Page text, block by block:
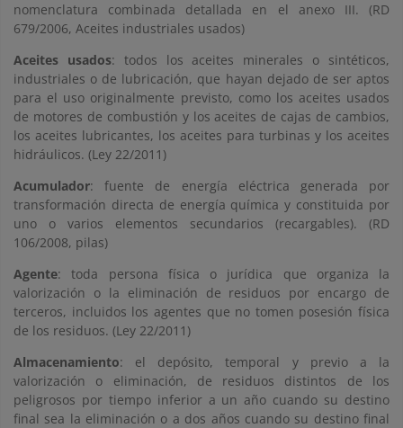
nomenclatura combinada detallada en el anexo III. (RD
679/2006, Aceites industriales usados)
Aceites usados: todos los aceites minerales o sintéticos,
industriales o de lubricación, que hayan dejado de ser aptos
para el uso originalmente previsto, como los aceites usados
de motores de combustión y los aceites de cajas de cambios,
los aceites lubricantes, los aceites para turbinas y los aceites
hidráulicos. (Ley 22/2011)
Acumulador: fuente de energía eléctrica generada por
transformación directa de energía química y constituida por
uno o varios elementos secundarios (recargables). (RD
106/2008, pilas)
Agente: toda persona física o jurídica que organiza la
valorización o la eliminación de residuos por encargo de
terceros, incluidos los agentes que no tomen posesión física
de los residuos. (Ley 22/2011)
Almacenamiento: el depósito, temporal y previo a la
valorización o eliminación, de residuos distintos de los
peligrosos por tiempo inferior a un año cuando su destino
final sea la eliminación o a dos años cuando su destino final